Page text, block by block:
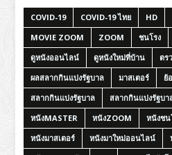
COVID-19 COVID-19 ไทย HD
MOVIE ZOOM
ZOOM ชนโรง
ดูหนังออนไลน์
ดูหนังใหม่ที่บ้าน ตร
ผลสลากกินแบ่งรัฐบาล
มาสเตอร์ ย้
สลากกินแบ่งรัฐบาล
สลากกินแบ่งรัฐบา
หนังMASTER
หนังZOOM หนังชน
หนังมาสเตอร์
หนังมาใหม่ออนไลน์